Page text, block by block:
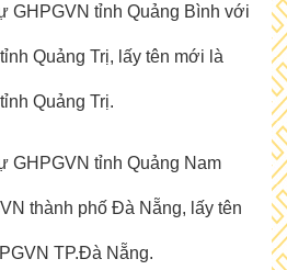
GHPGVN tỉnh Quảng Bình với
Quảng Trị, lấy tên mới là
Quảng Trị.
GHPGVN tỉnh Quảng Nam
thành phố Đà Nẵng, lấy tên
TP.Đà Nẵng.